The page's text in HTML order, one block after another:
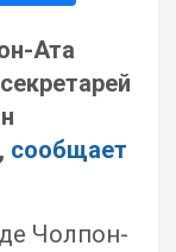
Ата
сообщает
Чолпон-